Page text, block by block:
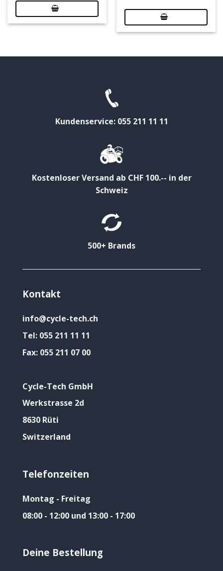
Kundenservice: 055 211 11 11
Kostenloser Versand ab CHF 100.-- in der
Schweiz
500+ Brands
Kontakt
info@cycle-tech.ch
Tel: 055 211 11 11
Fax: 055 211 07 00
Cycle-Tech GmbH
Werkstrasse 2d
8630 Rüti
Switzerland
Telefonzeiten
Montag - Freitag
08:00 - 12:00 und 13:00 - 17:00
Deine Bestellung